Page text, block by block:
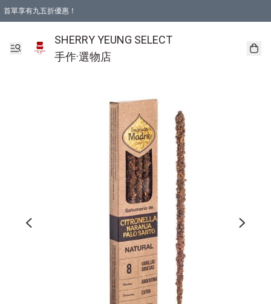
首單享有九五折優惠！
SHERRY YEUNG SELECT
手作·選物店